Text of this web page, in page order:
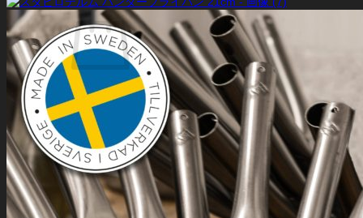
お買い物カゴに商品がありません。
ショップに戻る
お買い物カゴ